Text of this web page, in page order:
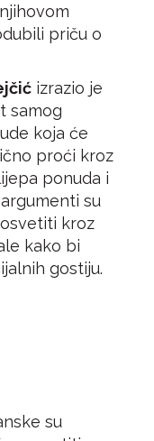
priču o
izrazio je
samog
koja će
proći kroz
ponuda i
su
kroz
kako bi
gostiju.
su